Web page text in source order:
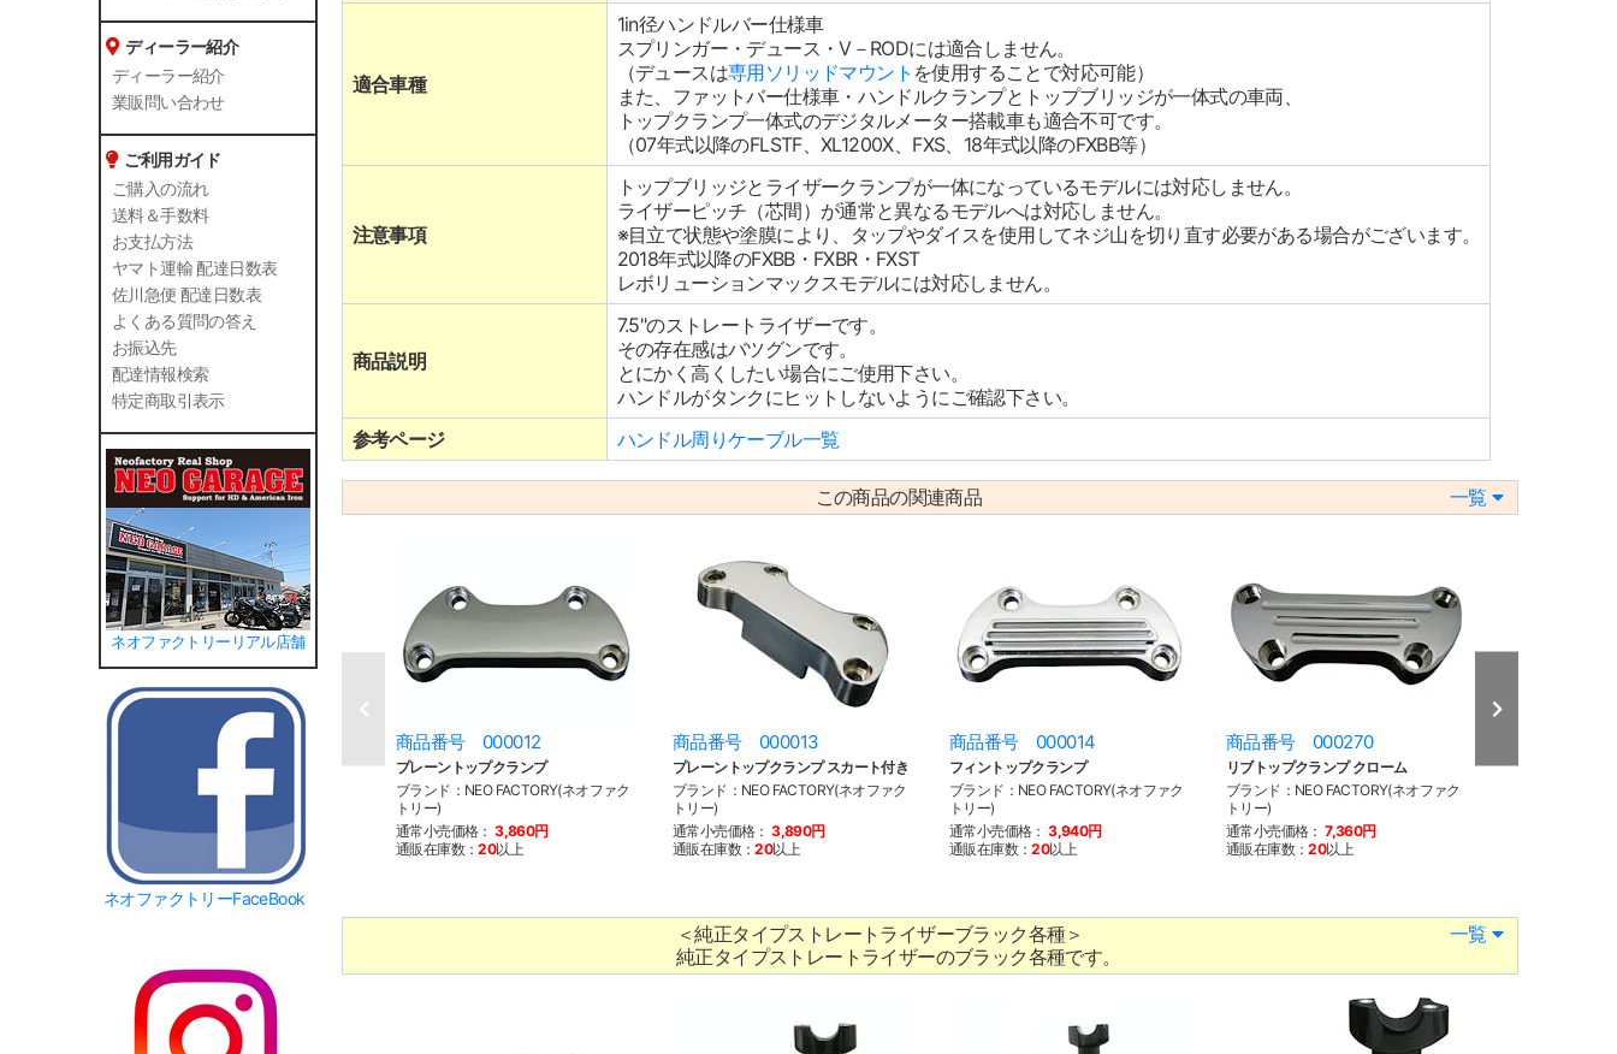
ディーラー紹介
ディーラー紹介
業販問い合わせ
ご利用ガイド
ご購入の流れ
送料＆手数料
お支払方法
ヤマト運輸 配達日数表
佐川急便 配達日数表
よくある質問の答え
お振込先
配達情報検索
特定商取引表示
ネオファクトリーリアル店舗
ネオファクトリーFaceBook
適合車種
1in径ハンドルバー仕様車
スプリンガー・デュース・V－RODには適合しません。
（デュースは専用ソリッドマウント を使用することで対応可能）
また、ファットバー仕様車・ハンドルクランプとトップブリッジが一体式の車両、
トップクランプ一体式のデジタルメーター搭載車も適合不可です。
（07年式以降のFLSTF、XL1200X、FXS、18年式以降のFXBB等）
注意事項
トップブリッジとライザークランプが一体になっているモデルには対応しません。
ライザーピッチ（芯間）が通常と異なるモデルへは対応しません。
※目立て状態や塗膜により、タップやダイスを使用してネジ山を切り直す必要がある場合がございます。
2018年式以降のFXBB・FXBR・FXST
レボリューションマックスモデルには対応しません。
商品説明
7.5"のストレートライザーです。
その存在感はバツグンです。
とにかく高くしたい場合にご使用下さい。
ハンドルがタンクにヒットしないようにご確認下さい。
参考ページ
ハンドル周りケーブル一覧
この商品の関連商品 一覧
商品番号 000012
プレーントップクランプ
ブランド：NEO FACTORY(ネオファク
トリー)
通常小売価格： 3,860円
通販在庫数：20以上
商品番号 000013
プレーントップクランプ スカート付き
ブランド：NEO FACTORY(ネオファク
トリー)
通常小売価格： 3,890円
通販在庫数：20以上
商品番号 000014
フィントップクランプ
ブランド：NEO FACTORY(ネオファク
トリー)
通常小売価格： 3,940円
通販在庫数：20以上
商品番号 000270
リブトップクランプ クローム
ブランド：NEO FACTORY(ネオファク
トリー)
通常小売価格： 7,360円
通販在庫数：20以上
トップクランプ
＜純正タイプストレートライザーブラック各種＞
純正タイプストレートライザーのブラック各種です。
一覧